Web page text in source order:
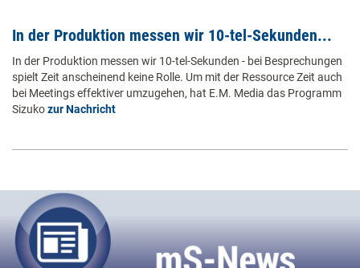
In der Produktion messen wir 10-tel-Sekunden...
In der Produktion messen wir 10-tel-Sekunden - bei Besprechungen
spielt Zeit anscheinend keine Rolle. Um mit der Ressource Zeit auch
bei Meetings effektiver umzugehen, hat E.M. Media das Programm
Sizukozur Nachricht